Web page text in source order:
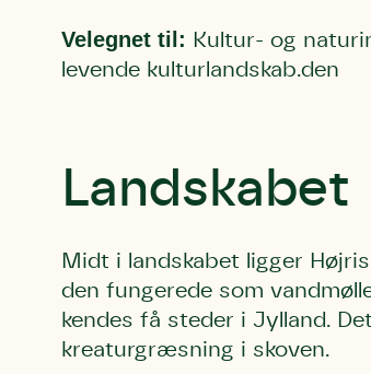
Velegnet til: Kultur- og
levende kulturlandskab.den
Landskabet
Midt i landskabet ligger
den fungerede som
kendes få steder i Jylland.
kreaturgræsning i skoven.